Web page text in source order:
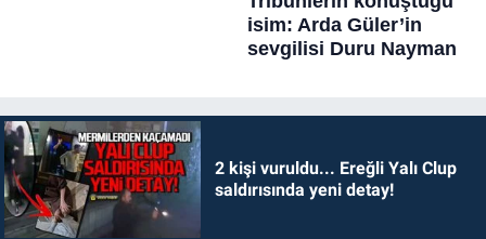
2 kişi vuruldu... Ereğli Yalı Clup
saldırısında yeni detay!